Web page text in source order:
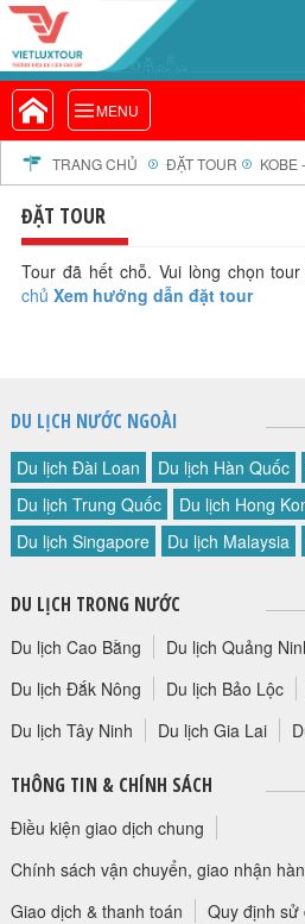
MENU
VIETLUXTOUR.COM
TOUR CAO CẤP ĐỘC LẠ
TOUR TRONG NƯỚC
TOUR NƯỚC NGOÀI
TOUR KHỞI HÀNH TỪ HÀ NỘI
TOUR KHỞI HÀNH TỪ ĐÀ NẴNG
TOUR KHỞI HÀNH TỪ CẦN THƠ
TOUR ĐOÀN - M.I.C.E
GIỚI THIỆU
PROFILE EN
THƯ KHEN VIETLUXTOUR
HỘP THƯ GÓP Ý
PROFILE HƯỚNG DẪN VIÊN
TRANG CHỦ ĐẶT TOUR KOBE
ĐẶT TOUR
Tour đã hết chỗ. Vui lòng chọn
chủ Xem hướng dẫn đặt tour
DU LỊCH NƯỚC NGOÀI
Du lịch Đài Loan Du lịch Hàn Quốc
Du lịch Trung Quốc
Du lịch Hong
Du lịch Singapore
Du lịch Malaysia
DU LỊCH TRONG NƯỚC
Du lịch Cao Bằng Du lịch Quảng
Du lịch Đắk Nông
Du lịch Bảo Lộc
Du lịch Tây Ninh
Du lịch Gia Lai
THÔNG TIN & CHÍNH SÁCH
Điều kiện giao dịch chung
Chính sách vận chuyển, giao nhận
Giao dịch & thanh toán
Quy định sử